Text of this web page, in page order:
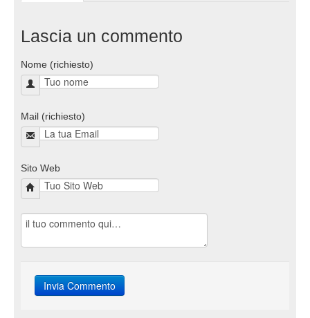
Lascia un commento
Nome (richiesto)
Mail (richiesto)
Sito Web